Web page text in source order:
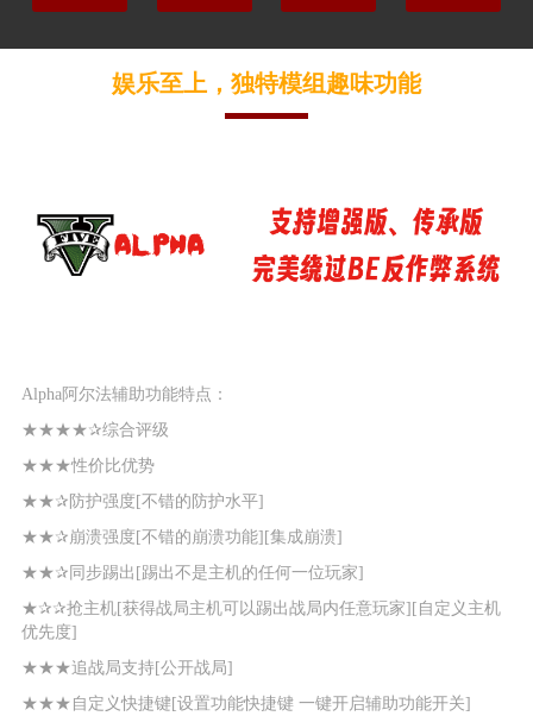
娱乐至上，独特模组趣味功能
Alpha阿尔法辅助功能特点：
★★★★✰综合评级
★★★性价比优势
★★✰防护强度[不错的防护水平]
★★✰崩溃强度[不错的崩溃功能][集成崩溃]
★★✰同步踢出[踢出不是主机的任何一位玩家]
★✰✰抢主机[获得战局主机可以踢出战局内任意玩家][自定义主机
优先度]
★★★追战局支持[公开战局]
★★★自定义快捷键[设置功能快捷键 一键开启辅助功能开关]